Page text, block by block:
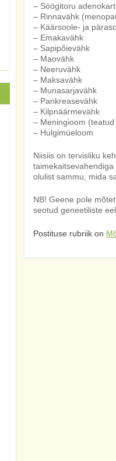
– Söögitoru
– Rinnavähk
– Käärsoole- ja
– Emakavähk
– Sapipõievähk
– Maovähk
– Neeruvähk
– Maksavähk
– Munasarjavähk
– Pankreasevähk
– Kilpnäärmevähk
– Meningioom
– Hulgimüeloom
Niisiis on tervisliku
olulist sammu, mida
NB! Geene pole
seotud geneetiliste
Postituse rubriik on